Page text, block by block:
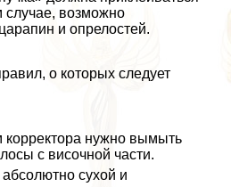
случае, возможно
и опрелостей.
о которых следует
корректора нужно вымыть
с височной части.
сухой и